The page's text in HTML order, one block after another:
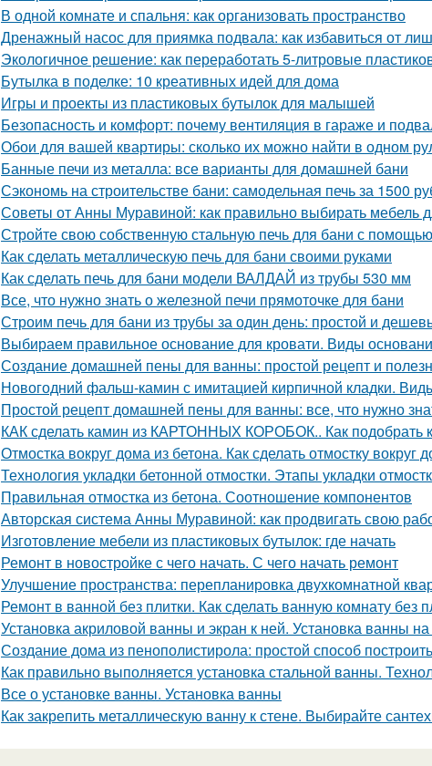
В одной комнате и спальня: как организовать пространство
Дренажный насос для приямка подвала: как избавиться от
Экологичное решение: как переработать 5-литровые
Бутылка в поделке: 10 креативных идей для дома
Игры и проекты из пластиковых бутылок для малышей
Безопасность и комфорт: почему вентиляция в гараже и
Обои для вашей квартиры: сколько их можно найти в одном
Банные печи из металла: все варианты для домашней бани
Сэкономь на строительстве бани: самодельная печь за 1500
Советы от Анны Муравиной: как правильно выбирать мебель
Стройте свою собственную стальную печь для бани с
Как сделать металлическую печь для бани своими руками
Как сделать печь для бани модели ВАЛДАЙ из трубы 530 мм
Все, что нужно знать о железной печи прямоточке для бани
Строим печь для бани из трубы за один день: простой и
Выбираем правильное основание для кровати. Виды
Создание домашней пены для ванны: простой рецепт и
Новогодний фальш-камин с имитацией кирпичной кладки.
Простой рецепт домашней пены для ванны: все, что нужно
КАК сделать камин из КАРТОННЫХ КОРОБОК.. Как подобрать
Отмостка вокруг дома из бетона. Как сделать отмостку вокруг
Технология укладки бетонной отмостки. Этапы укладки
Правильная отмостка из бетона. Соотношение компонентов
Авторская система Анны Муравиной: как продвигать свою
Изготовление мебели из пластиковых бутылок: где начать
Ремонт в новостройке с чего начать. С чего начать ремонт
Улучшение пространства: перепланировка двухкомнатной
Ремонт в ванной без плитки. Как сделать ванную комнату без
Установка акриловой ванны и экран к ней. Установка ванны на
Создание дома из пенополистирола: простой способ
Как правильно выполняется установка стальной ванны.
Все о установке ванны. Установка ванны
Как закрепить металлическую ванну к стене. Выбирайте